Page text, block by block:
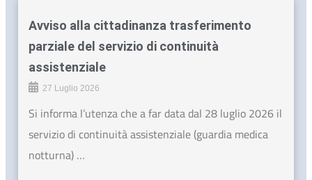
Avviso alla cittadinanza trasferimento
parziale del servizio di continuità
assistenziale
27 Luglio 2026
Si informa l’utenza che a far data dal 28 luglio 2026 il
servizio di continuità assistenziale (guardia medica
notturna) …